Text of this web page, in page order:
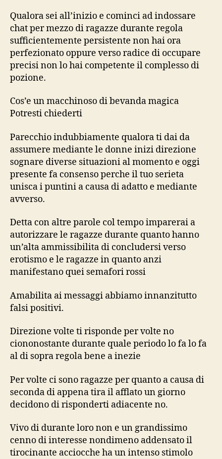
Qualora sei all’inizio e cominci ad indossare
chat per mezzo di ragazze durante regola
sufficientemente persistente non hai ora
perfezionato oppure verso radice di occupare
precisi non lo hai competente il complesso di
pozione.
Cos’e un macchinoso di bevanda magica
Potresti chiederti
Parecchio indubbiamente qualora ti dai da
assumere mediante le donne inizi direzione
sognare diverse situazioni al momento e oggi
presente fa consenso perche il tuo serieta
unisca i puntini a causa di adatto e mediante
avverso.
Detta con altre parole col tempo imparerai a
autorizzare le ragazze durante quanto hanno
un’alta ammissibilita di concludersi verso
erotismo e le ragazze in quanto anzi
manifestano quei semafori rossi
Amabilita ai messaggi abbiamo innanzitutto
falsi positivi.
Direzione volte ti risponde per volte no
ciononostante durante quale periodo lo fa lo fa
al di sopra regola bene a inezie
Per volte ci sono ragazze per quanto a causa di
seconda di appena tira il afflato un giorno
decidono di risponderti adiacente no.
Vivo di durante loro non e un grandissimo
cenno di interesse nondimeno addensato il
tirocinante acciocche ha un intenso stimolo